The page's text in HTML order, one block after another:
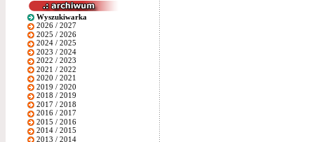
Wyszukiwarka
2026 / 2027
2025 / 2026
2024 / 2025
2023 / 2024
2022 / 2023
2021 / 2022
2020 / 2021
2019 / 2020
2018 / 2019
2017 / 2018
2016 / 2017
2015 / 2016
2014 / 2015
2013 / 2014